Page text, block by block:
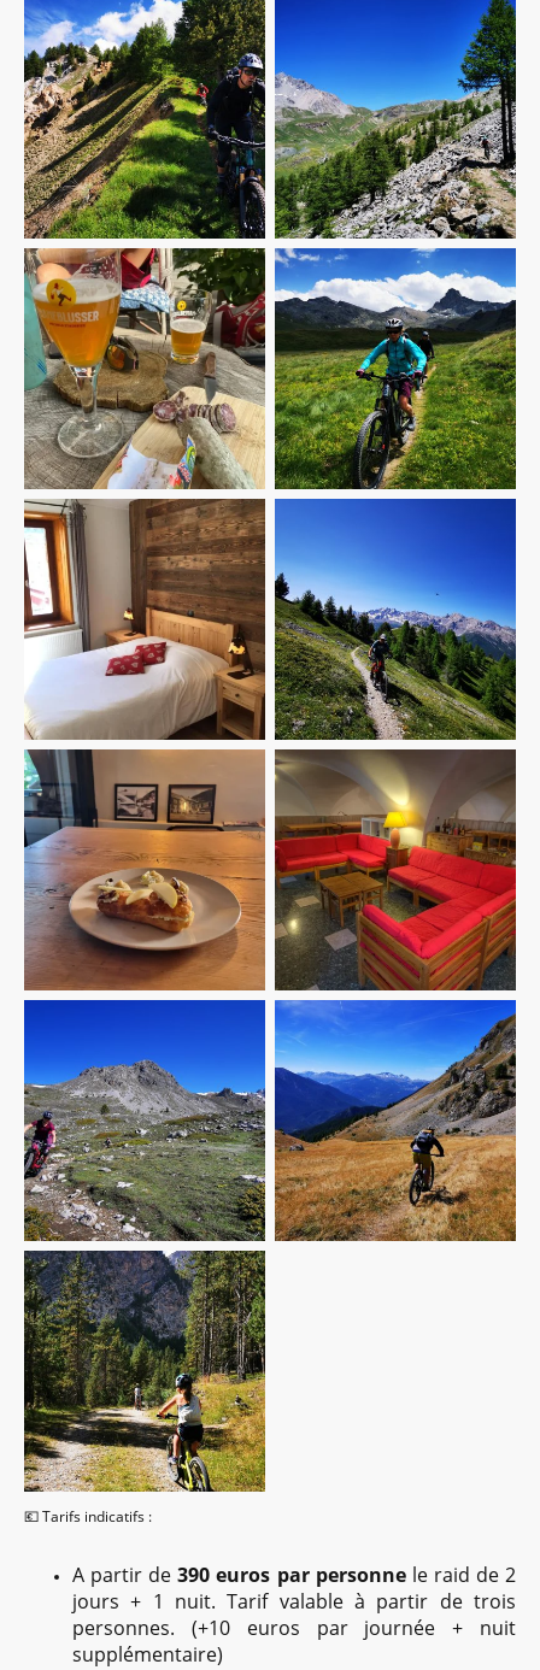
💶 Tarifs indicatifs :
A partir de 390 euros par personnele raid de 2
jours + 1 nuit. Tarif valable à partir de trois
personnes. (+10 euros par journée + nuit
supplémentaire)